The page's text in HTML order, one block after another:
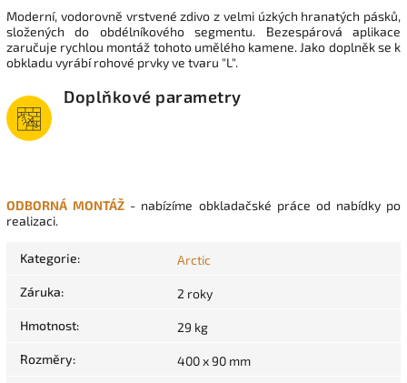
Moderní, vodorovně vrstvené zdivo z velmi úzkých hranatých pásků,
složených do obdélníkového segmentu. Bezespárová aplikace
zaručuje rychlou montáž tohoto umělého kamene. Jako doplněk se k
obkladu vyrábí rohové prvky ve tvaru "L".
ODBORNÁ MONTÁŽ - nabízíme obkladačské práce od nabídky po
realizaci.
Doplňkové parametry
Kategorie: Arctic
Záruka: 2 roky
Hmotnost: 29 kg
Rozměry: 400 x 90 mm